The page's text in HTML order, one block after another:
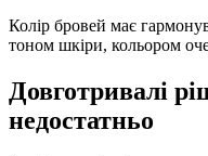
Колір бровей має
тоном шкіри, кольором
Довготривалі
недостатньо